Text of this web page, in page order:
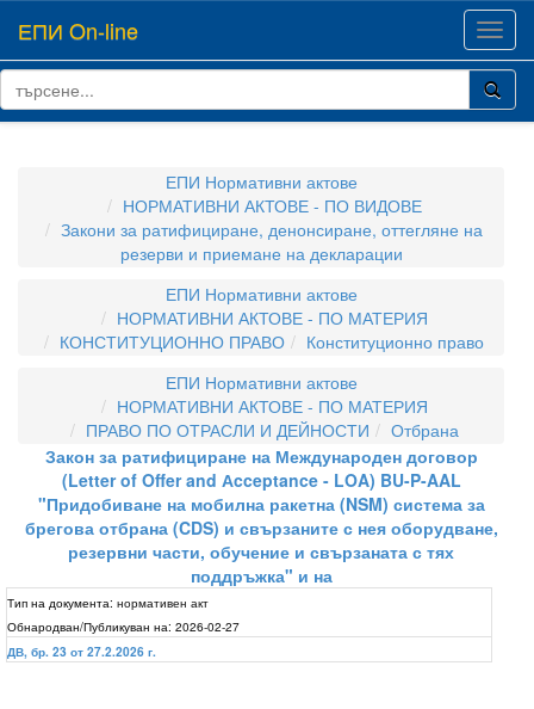
ЕПИ On-line
ЕПИ Нормативни актове
НОРМАТИВНИ АКТОВЕ - ПО ВИДОВЕ
Закони за ратифициране, денонсиране, оттегляне на
резерви и приемане на декларации
ЕПИ Нормативни актове
НОРМАТИВНИ АКТОВЕ - ПО МАТЕРИЯ
КОНСТИТУЦИОННО ПРАВО
Конституционно право
ЕПИ Нормативни актове
НОРМАТИВНИ АКТОВЕ - ПО МАТЕРИЯ
ПРАВО ПО ОТРАСЛИ И ДЕЙНОСТИ
Отбрана
Закон за ратифициране на Международен договор
(Letter of Offer and Аcceptance - LOA) BU-P-AAL
"Придобиване на мобилна ракетна (NSM) система за
брегова отбрана (CDS) и свързаните с нея оборудване,
резервни части, обучение и свързаната с тях
поддръжка" и на
Тип на документа: нормативен акт
Обнародван/Публикуван на: 2026-02-27
ДВ, бр. 23 от 27.2.2026 г.